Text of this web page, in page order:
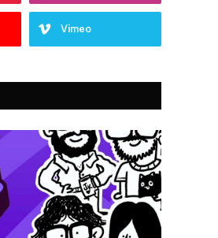
Vimeo